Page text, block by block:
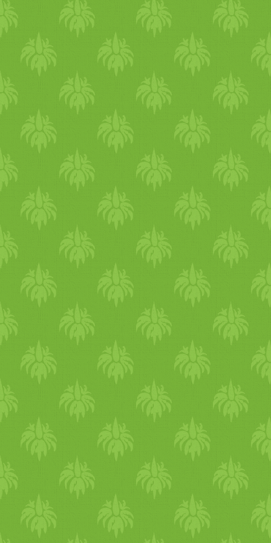
készíteni (szintén figyelni
fontos). Ha a
banánt is
krémes, desszertszerű
granolával is. 3.5.3226
kókuszosrizstej et a {Spar
recepthez. A véleményem
Coconut Bowls-tól.